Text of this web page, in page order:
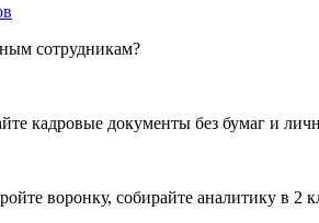
сотрудникам?
кадровые документы без бумаг и
воронку, собирайте аналитику в 2